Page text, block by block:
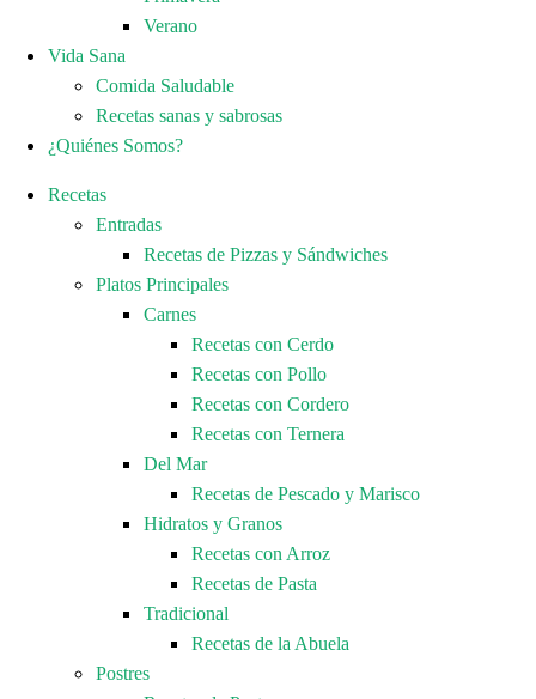
Verano
Vida Sana
Comida Saludable
Recetas sanas y sabrosas
¿Quiénes Somos?
Recetas
Entradas
Recetas de Pizzas y Sándwiches
Platos Principales
Carnes
Recetas con Cerdo
Recetas con Pollo
Recetas con Cordero
Recetas con Ternera
Del Mar
Recetas de Pescado y Marisco
Hidratos y Granos
Recetas con Arroz
Recetas de Pasta
Tradicional
Recetas de la Abuela
Postres